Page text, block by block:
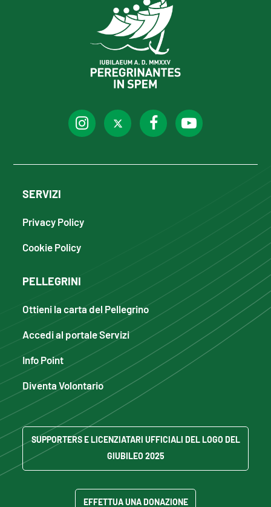
SERVIZI
Privacy Policy
Cookie Policy
PELLEGRINI
Ottieni la carta del Pellegrino
Accedi al portale Servizi
Info Point
Diventa Volontario
SUPPORTERS E LICENZIATARI UFFICIALI DEL LOGO DEL
GIUBILEO 2025
EFFETTUA UNA DONAZIONE